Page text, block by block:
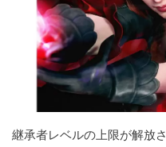
継承者レベルの上限が解放さ